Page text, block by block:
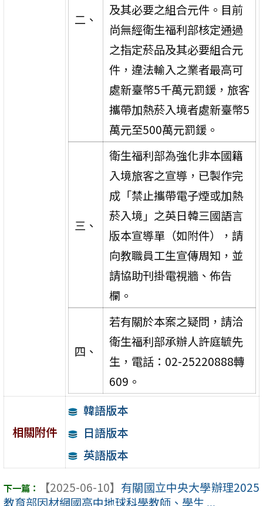
二、
及其必要之組合元件。目前
尚無經衛生福利部核定通過
之指定菸品及其必要組合元
件，違法輸入之業者最高可
處新臺幣5千萬元罰鍰，旅客
攜帶加熱菸入境者處新臺幣5
萬元至500萬元罰鍰。
三、
衛生福利部為強化非本國籍
入境旅客之宣導，已製作完
成「禁止攜帶電子煙或加熱
菸入境」之英日韓三國語言
版本宣導單（如附件），請
向教職員工生宣傳周知，並
請協助刊掛電視牆、佈告
欄。
四、
若有關於本案之疑問，請洽
衛生福利部承辦人許庭毓先
生，電話：02-25220888轉
609。
相關附件
韓語版本
日語版本
英語版本
【2025-06-10】 有關國立中央大學辦理2025
教育部因材網國高中地球科學教師、學生 ...